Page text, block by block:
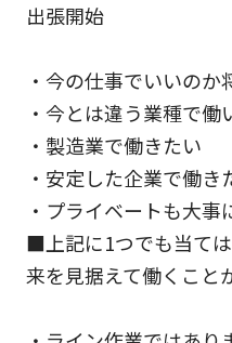
出張開始
・今の仕事でいいの
・今とは違う業種で働
・製造業で働きたい
・安定した企業で働
・プライベートも大事
■上記に1つでも当て
来を見据えて働くこと